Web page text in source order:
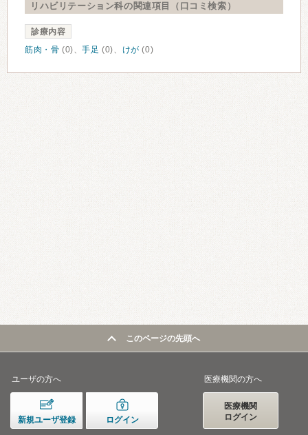
リハビリテーション科の関連項目（口コミ検索）
診療内容
筋肉・骨 (0)、手足 (0)、 けが (0)
このページの先頭へ
ユーザの方へ
新規ユーザ登録 ログイン
医療機関の方へ
医療機関
ログイン